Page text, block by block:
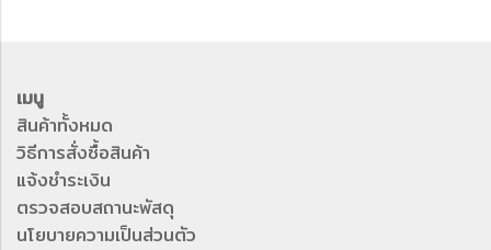
เมนู
สินค้าทั้งหมด
วิธีการสั่งซื้อสินค้า
แจ้งชำระเงิน
ตรวจสอบสถานะพัสดุ
นโยบายความเป็นส่วนตัว